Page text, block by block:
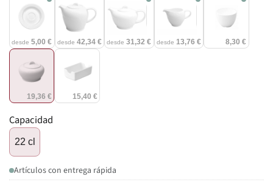
desde5,00 € desde 42,34 € desde31,32 € desde 13,76 € 8,30 €
19,36 € 15,40 €
Capacidad
22 cl
Artículos con entrega rápida